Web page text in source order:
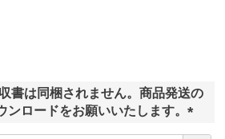
書は同梱されません。商品発送の
ンロードをお願いいたします。
(